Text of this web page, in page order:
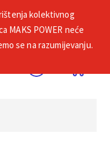
kolektivnog
MAKS POWER neće
se na razumijevanju.